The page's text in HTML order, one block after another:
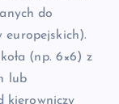
do
europejskich).
(np. 6×6) z
lub
kierowniczy